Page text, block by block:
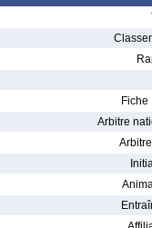
Fiche
Arbitre